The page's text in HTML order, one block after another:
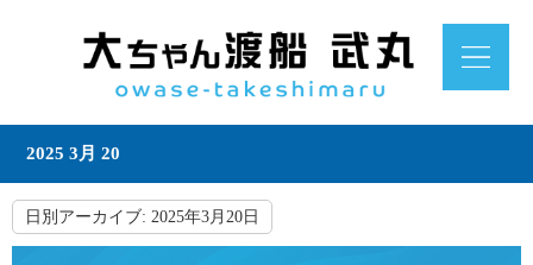
2025 3月 20
日別アーカイブ: 2025年3月20日